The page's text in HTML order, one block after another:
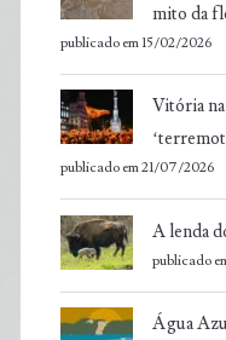
mito da
publicado em 15/02/2026
Vitória
publicado em 21/07/2026
A lenda
publicado
Água